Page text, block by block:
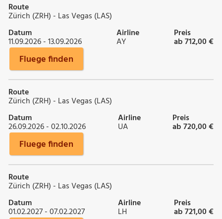
Route
Zürich (ZRH) - Las Vegas (LAS)
Datum
11.09.2026 - 13.09.2026
Airline
AY
Preis
ab 712,00 €
Fluege finden
Route
Zürich (ZRH) - Las Vegas (LAS)
Datum
26.09.2026 - 02.10.2026
Airline
UA
Preis
ab 720,00 €
Fluege finden
Route
Zürich (ZRH) - Las Vegas (LAS)
Datum
01.02.2027 - 07.02.2027
Airline
LH
Preis
ab 721,00 €